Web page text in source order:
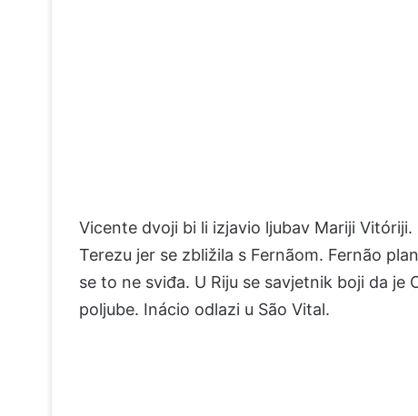
Vicente dvoji bi li izjavio ljubav Mariji
Terezu jer se zbližila s Fernãom. Fernão
se to ne sviđa. U Riju se savjetnik boji da je
poljube. Inácio odlazi u São Vital.